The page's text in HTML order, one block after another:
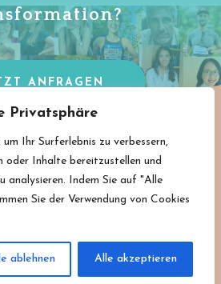
Privatsphäre
Ihr Surferlebnis zu verbessern,
oder Inhalte bereitzustellen und
analysieren. Indem Sie auf "Alle
Sie der Verwendung von Cookies
ablehnen Alle akzeptieren
ANFRAGEN
Alle Rechte vorbehalten.